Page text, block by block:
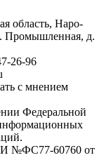
область, Наро-
Промышленная, д.
26-96
с мнением
Федеральной
№ФС77-60760 от